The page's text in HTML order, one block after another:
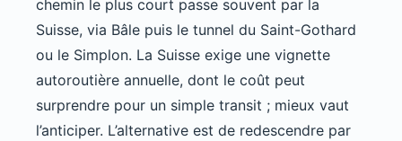
chemin le plus court passe souvent par la
Suisse, via Bâle puis le tunnel du Saint-Gothard
ou le Simplon. La Suisse exige une vignette
autoroutière annuelle, dont le coût peut
surprendre pour un simple transit ; mieux vaut
l’anticiper. L’alternative est de redescendre par